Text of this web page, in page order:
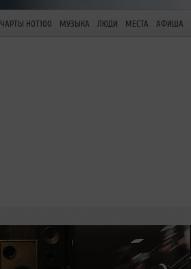
ЧАРТЫ HOT100 МУЗЫКА ЛЮДИ МЕСТА АФИША